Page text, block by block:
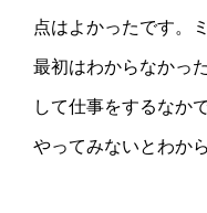
点はよかったです。
最初はわからなかっ
して仕事をするなか
やってみないとわか